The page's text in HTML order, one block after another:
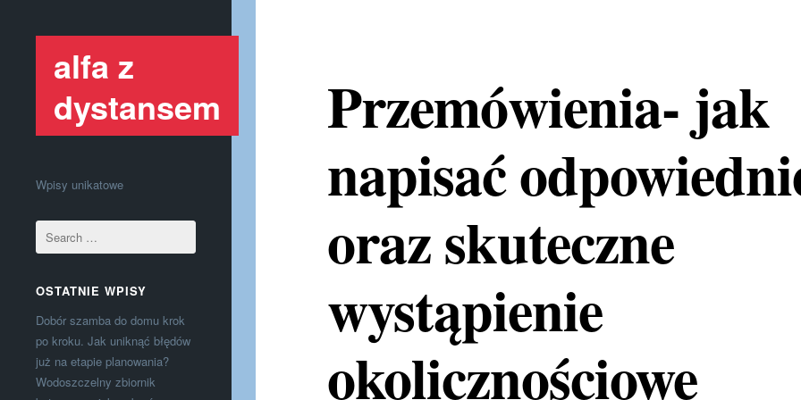
alfa z
dystansem
Wpisy unikatowe
OSTATNIE WPISY
Dobór szamba do domu krok
po kroku. Jak uniknąć błędów
już na etapie planowania?
Wodoszczelny zbiornik
Przemówienia- jak
napisać
oraz skuteczne
wystąpienie
okolicznościowe